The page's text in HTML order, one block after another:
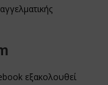
εξακολουθεί